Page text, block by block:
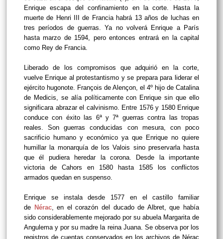
Enrique escapa del confinamiento en la corte. Hasta la
muerte de Henri III de Francia habrá 13 años de luchas en
tres períodos de guerras. Ya no volverá Enrique a París
hasta marzo de 1594, pero entonces entrará en la capital
como Rey de Francia.
Liberado de los compromisos que adquirió en la corte,
vuelve Enrique al protestantismo y se prepara para liderar el
ejército hugonote. François de Alençon, el 4º hijo de Catalina
de Medicis, se alía políticamente con Enrique sin que ello
significara abrazar el calvinismo. Entre 1576 y 1580 Enrique
conduce con éxito las 6ª y 7ª guerras contra las tropas
reales. Son guerras conducidas con mesura, con poco
sacrificio humano y económico ya que Enrique no quiere
humillar la monarquía de los Valois sino preservarla hasta
que él pudiera heredar la corona. Desde la importante
victoria de Cahors en 1580 hasta 1585 los conflictos
armados quedan en suspenso.
Enrique se instala desde 1577 en el castillo familiar
de Nérac, en el corazón del ducado de Albret, que había
sido considerablemente mejorado por su abuela Margarita de
Angulema y por su madre la reina Juana. Se observa por los
registros de cuentas conservados en los archivos de Nérac